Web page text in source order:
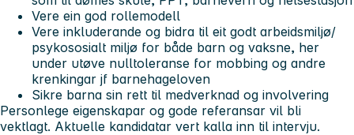
Vere ein god rollemodell
Vere inkluderande og bidra til eit godt arbeidsmiljø/
psykososialt miljø for både barn og vaksne, her
under utøve nulltoleranse for mobbing og andre
krenkingar jf barnehageloven
Sikre barna sin rett til medverknad og involvering
Personlege eigenskapar og gode referansar vil bli
vektlagt. Aktuelle kandidatar vert kalla inn til intervju.